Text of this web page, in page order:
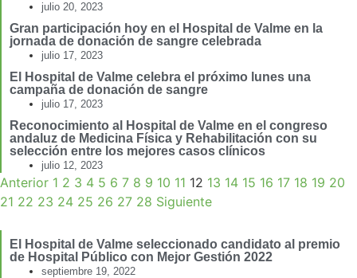
julio 20, 2023
Gran participación hoy en el Hospital de Valme en la
jornada de donación de sangre celebrada
julio 17, 2023
El Hospital de Valme celebra el próximo lunes una
campaña de donación de sangre
julio 17, 2023
Reconocimiento al Hospital de Valme en el congreso
andaluz de Medicina Física y Rehabilitación con su
selección entre los mejores casos clínicos
julio 12, 2023
Anterior 1 2 3 4 5 6 7 8 9 10 11 12 13 14 15 16 17 18 19 20
21 22 23 24 25 26 27 28 Siguiente
El Hospital de Valme seleccionado candidato al premio
de Hospital Público con Mejor Gestión 2022
septiembre 19, 2022